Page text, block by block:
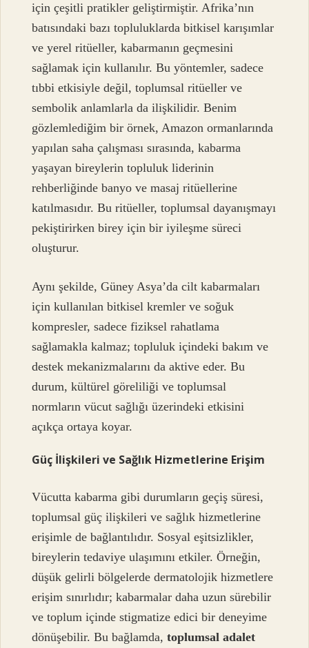
için çeşitli pratikler geliştirmiştir. Afrika’nın
batısındaki bazı topluluklarda bitkisel karışımlar
ve yerel ritüeller, kabarmanın geçmesini
sağlamak için kullanılır. Bu yöntemler, sadece
tıbbi etkisiyle değil, toplumsal ritüeller ve
sembolik anlamlarla da ilişkilidir. Benim
gözlemlediğim bir örnek, Amazon ormanlarında
yapılan saha çalışması sırasında, kabarma
yaşayan bireylerin topluluk liderinin
rehberliğinde banyo ve masaj ritüellerine
katılmasıdır. Bu ritüeller, toplumsal dayanışmayı
pekiştirirken birey için bir iyileşme süreci
oluşturur.
Aynı şekilde, Güney Asya’da cilt kabarmaları
için kullanılan bitkisel kremler ve soğuk
kompresler, sadece fiziksel rahatlama
sağlamakla kalmaz; topluluk içindeki bakım ve
destek mekanizmalarını da aktive eder. Bu
durum, kültürel göreliliği ve toplumsal
normların vücut sağlığı üzerindeki etkisini
açıkça ortaya koyar.
Güç İlişkileri ve Sağlık Hizmetlerine Erişim
Vücutta kabarma gibi durumların geçiş süresi,
toplumsal güç ilişkileri ve sağlık hizmetlerine
erişimle de bağlantılıdır. Sosyal eşitsizlikler,
bireylerin tedaviye ulaşımını etkiler. Örneğin,
düşük gelirli bölgelerde dermatolojik hizmetlere
erişim sınırlıdır; kabarmalar daha uzun sürebilir
ve toplum içinde stigmatize edici bir deneyime
dönüşebilir. Bu bağlamda,toplumsal adalet